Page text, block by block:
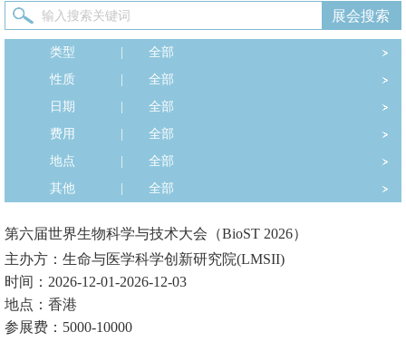
类型
全部
性质
全部
日期
全部
费用
全部
地点
全部
其他
全部
第六届世界生物科学与技术大会（BioST 2026）
主办方：生命与医学科学创新研究院(LMSII)
时间：2026-12-01-2026-12-03
地点：香港
参展费：5000-10000